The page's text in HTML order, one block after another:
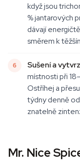
když jsou
% jantarových
dávají
směrem k
Sušení a
místnosti při
Ostříhej a
týdny denně
znatelně
Mr. Nice